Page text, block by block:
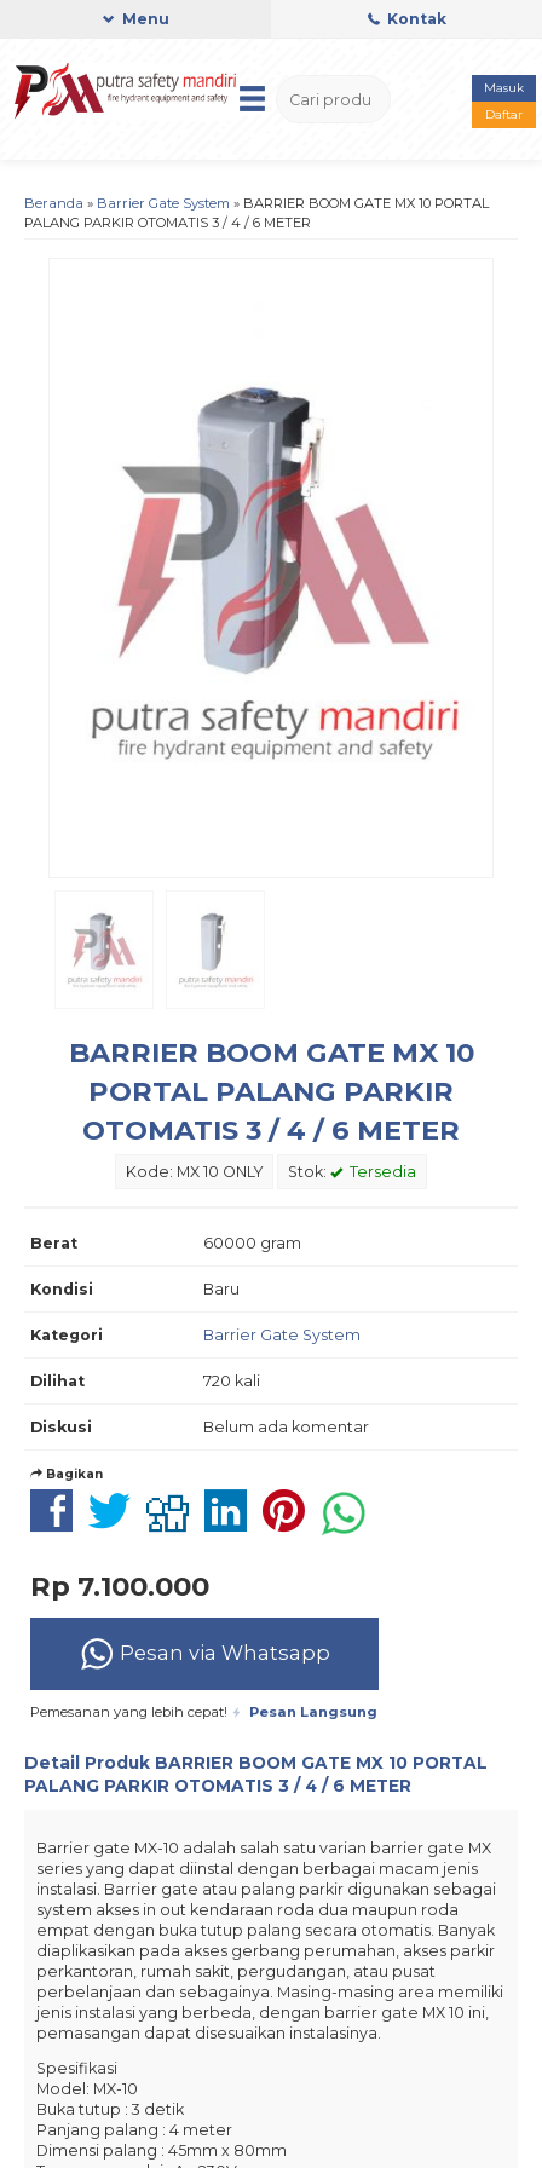
Menu Kontak
Masuk
Daftar
Beranda » Barrier Gate System » BARRIER BOOM GATE MX 10 PORTAL
PALANG PARKIR OTOMATIS 3 / 4 / 6 METER
BARRIER BOOM GATE MX 10
PORTAL PALANG PARKIR
OTOMATIS 3 / 4 / 6 METER
Kode: MX 10 ONLY Stok: Tersedia
Berat 60000 gram
Kondisi Baru
Kategori Barrier Gate System
Dilihat 720 kali
Diskusi Belum ada komentar
Bagikan
Rp 7.100.000
Pesan via Whatsapp
Pemesanan yang lebih cepat! Pesan Langsung
Detail Produk BARRIER BOOM GATE MX 10 PORTAL
PALANG PARKIR OTOMATIS 3 / 4 / 6 METER
Barrier gate MX-10 adalah salah satu varian barrier gate MX
series yang dapat diinstal dengan berbagai macam jenis
instalasi. Barrier gate atau palang parkir digunakan sebagai
system akses in out kendaraan roda dua maupun roda
empat dengan buka tutup palang secara otomatis. Banyak
diaplikasikan pada akses gerbang perumahan, akses parkir
perkantoran, rumah sakit, pergudangan, atau pusat
perbelanjaan dan sebagainya. Masing-masing area memiliki
jenis instalasi yang berbeda, dengan barrier gate MX 10 ini,
pemasangan dapat disesuaikan instalasinya.
Spesifikasi
Model: MX-10
Buka tutup : 3 detik
Panjang palang : 4 meter
Dimensi palang : 45mm x 80mm